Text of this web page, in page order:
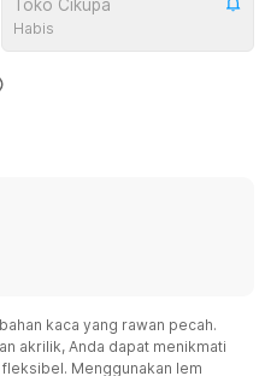
Toko Cikupa
Habis
kaca yang rawan pecah.
akrilik, Anda dapat menikmati
Menggunakan lem